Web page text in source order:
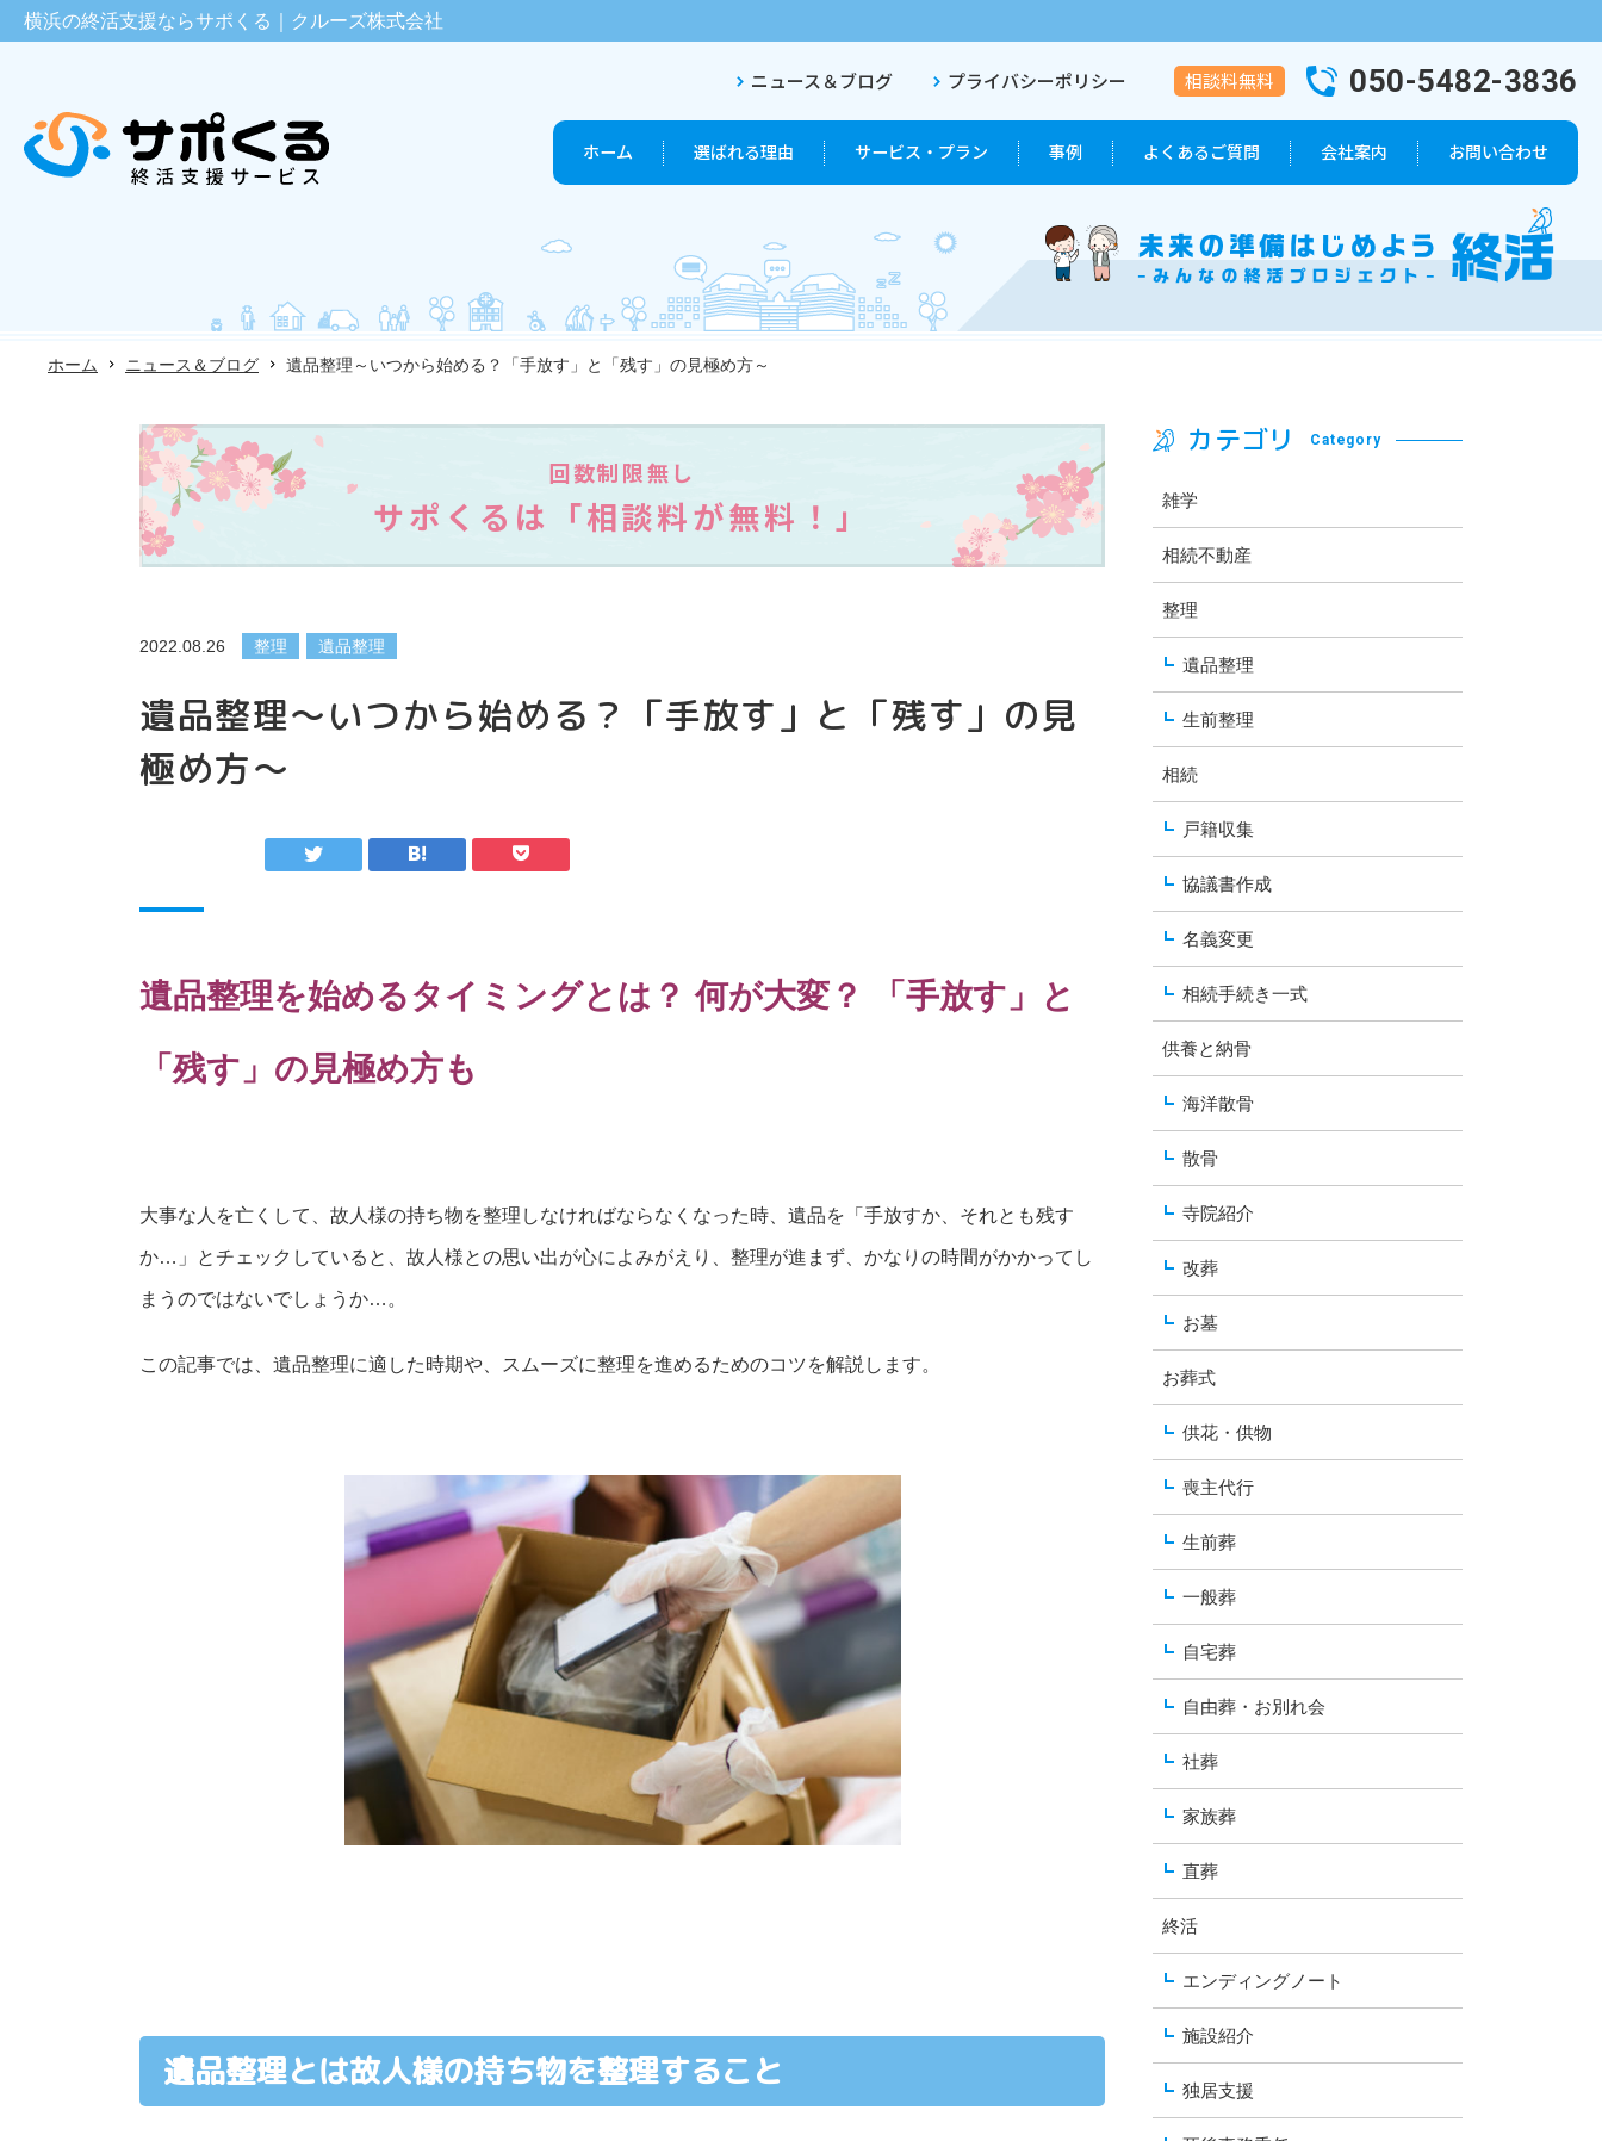
横浜の終活支援ならサポくる｜クルーズ株式会社
ニュース＆ブログ プライバシーポリシー 相談料無料 050-5482-3836
ホーム 選ばれる理由 サービス・プラン
終活プラン 終活セットプラン 葬儀プラン
事例 よくあるご質問 会社案内
会社概要
お問い合わせ
ホーム ニュース＆ブログ 遺品整理～いつから始める？「手放す」と「残す」の見極め方～
回数制限無し
サポくるは「相談料が無料！」
2022.08.26 整理 遺品整理
遺品整理～いつから始める？「手放す」と「残す」の見
極め方～
遺品整理を始めるタイミングとは？ 何が大変？ 「手放す」と
「残す」の見極め方も
大事な人を亡くして、故人様の持ち物を整理しなければならなくなった時、遺品を「手放すか、それとも残す
か…」とチェックしていると、故人様との思い出が心によみがえり、整理が進まず、かなりの時間がかかってし
まうのではないでしょうか…。
この記事では、遺品整理に適した時期や、スムーズに整理を進めるためのコツを解説します。
遺品整理とは故人様の持ち物を整理すること
カテゴリ Category
雑学
相続不動産
整理
遺品整理
生前整理
相続
戸籍収集
協議書作成
名義変更
相続手続き一式
供養と納骨
海洋散骨
散骨
寺院紹介
改葬
お墓
お葬式
供花・供物
喪主代行
生前葬
一般葬
自宅葬
自由葬・お別れ会
社葬
家族葬
直葬
終活
エンディングノート
施設紹介
独居支援